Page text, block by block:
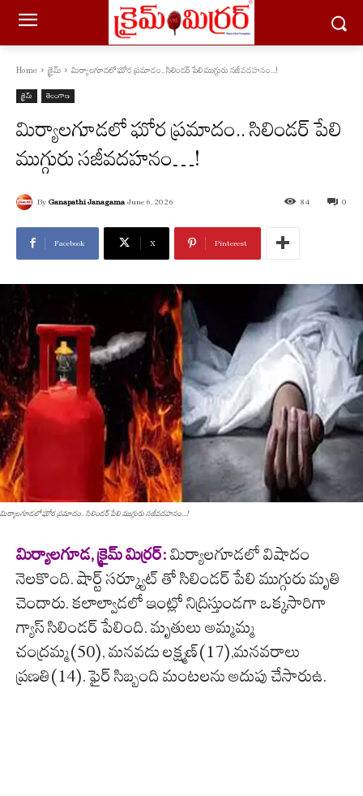
Home క్రైమ్ మిర్యాలగూడలో ఘోర ప్రమాదం.. సిలిండ‌ర్ పేలి ముగ్గురు స‌జీవద‌హ‌నం...!
క్రైమ్ తెలంగాణ
మిర్యాలగూడలో ఘోర ప్రమాదం.. సిలిండ‌ర్ పేలి
ముగ్గురు స‌జీవద‌హ‌నం…!
By Ganapathi Janagama June 6, 2026 0
84
Facebook X Pinterest
మిర్యాలగూడలో ఘోర ప్రమాదం.. సిలిండ‌ర్ పేలి ముగ్గురు స‌జీవద‌హ‌నం...!
మిర్యాలగూడ, క్రైమ్ మిర్ర‌ర్‌: మిర్యాలగూడలో విషాదం
నెలకొంది. షార్ట్ సర్క్యూట్ తో సిలిండర్ పేలి ముగ్గురు మృతి
చెందారు. కలాల్వాడలో ఇంట్లో నిద్రిస్తుండగా ఒక్కసారిగా
గ్యాస్ సిలిండర్ పేలింది. మృతులు అమ్మమ్మ
చంద్రమ్మ(50), మనవడు లక్ష్మణ్(17),మనవరాలు
ప్రణతి(14). ఫైర్ సిబ్బంది మంటలను అదుపు చేసారుఉ.